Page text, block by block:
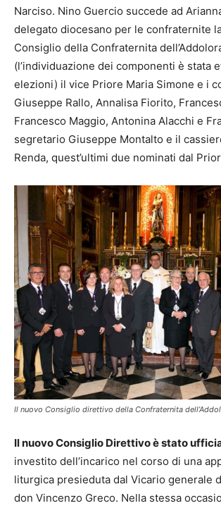
Narciso. Nino Guercio succede ad
delegato diocesano per le confraternite
Consiglio della Confraternita
(l’individuazione dei componenti è stata
elezioni) il vice Priore Maria Simone e i
Giuseppe Rallo, Annalisa Fiorito,
Francesco Maggio, Antonina Alacchi e
segretario Giuseppe Montalto e il
Renda, quest’ultimi due nominati dal
Il nuovo Consiglio direttivo della Confraternita
Il nuovo Consiglio Direttivo è stato
investito dell’incarico nel corso di una
liturgica presieduta dal Vicario generale
don Vincenzo Greco. Nella stessa